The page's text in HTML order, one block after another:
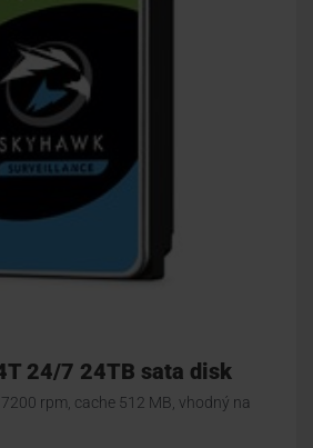
24/7 24TB sata disk
7200 rpm, cache 512 MB, vhodný na